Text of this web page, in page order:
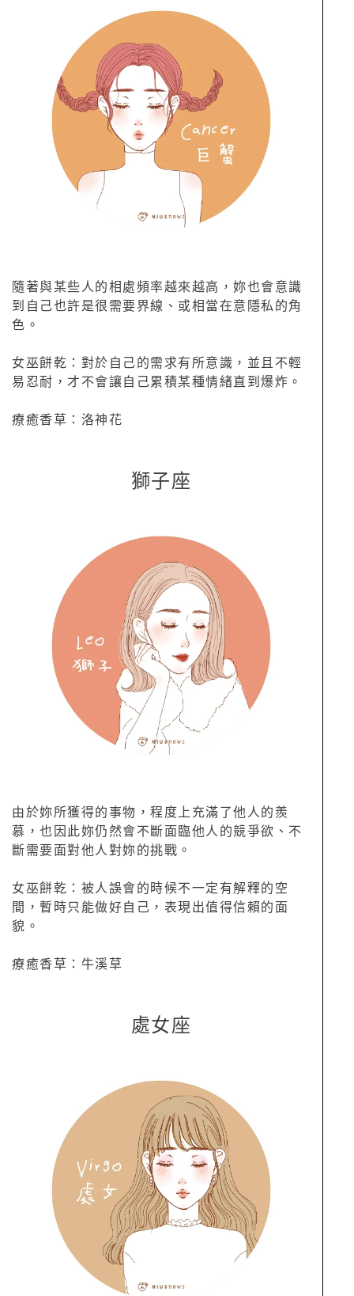
隨著與某些人的相處頻率越來越高，妳也會意識
到自己也許是很需要界線、或相當在意隱私的角
色。
女巫餅乾：對於自己的需求有所意識，並且不輕
易忍耐，才不會讓自己累積某種情緒直到爆炸。
療癒香草：洛神花
獅子座
由於妳所獲得的事物，程度上充滿了他人的羨
慕，也因此妳仍然會不斷面臨他人的競爭欲、不
斷需要面對他人對妳的挑戰。
女巫餅乾：被人誤會的時候不一定有解釋的空
間，暫時只能做好自己，表現出值得信賴的面
貌。
療癒香草：牛溪草
處女座